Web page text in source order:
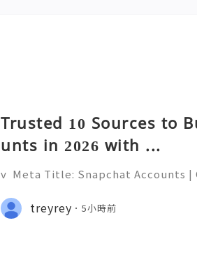
Trusted 10 Sources to
unts in 2026 with ...
v Meta Title: Snapchat Accounts |
eliable 24/7 Customer Support
(506) 541-7768
treyrey 5小時前